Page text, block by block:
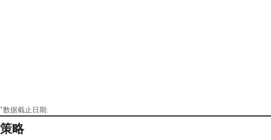
*数据截止日期:
策略